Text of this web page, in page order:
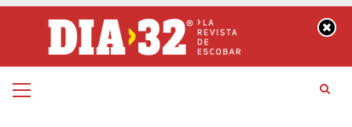
contenido
Menú